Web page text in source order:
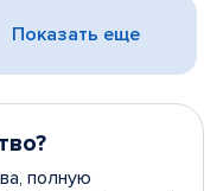
Показать еще
полную